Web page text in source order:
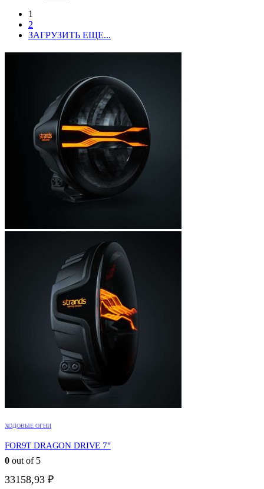
1
2
ЗАГРУЗИТЬ ЕЩЕ...
ХОДОВЫЕ ОГНИ
FOR9T DRAGON DRIVE 7″
0 out of 5
33158,93 ₽